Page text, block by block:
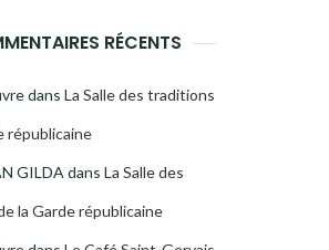
RÉCENTS
dans La Salle des traditions
républicaine
GILDA dans La Salle des
la Garde républicaine